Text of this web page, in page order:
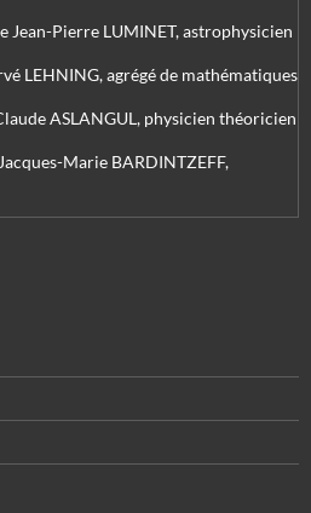
Jean-Pierre LUMINET, astrophysicien
LEHNING, agrégé de mathématiques
ASLANGUL, physicien théoricien
Marie BARDINTZEFF,